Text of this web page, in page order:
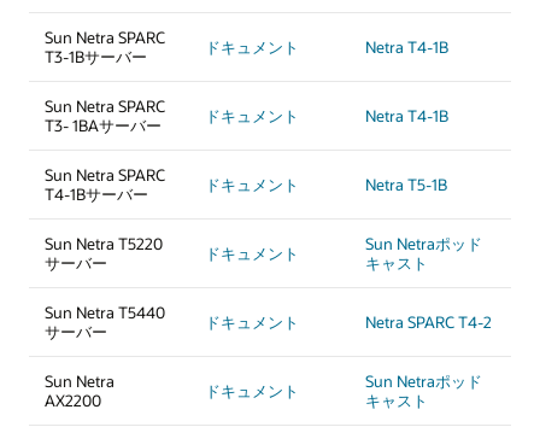
Sun Netra SPARC
T3-1Bサーバー
ドキュメント Netra T4-1B
Sun Netra SPARC
T3- 1BAサーバー
ドキュメント Netra T4-1B
Sun Netra SPARC
T4-1Bサーバー
ドキュメント Netra T5-1B
Sun Netra T5220
サーバー
ドキュメント
Sun Netraポッド
キャスト
Sun Netra T5440
サーバー
ドキュメント Netra SPARC T4-2
Sun Netra
AX2200
ドキュメント
Sun Netraポッド
キャスト